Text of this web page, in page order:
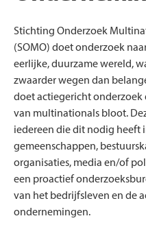
Stichting Onderzoek
(SOMO) doet onderzoek
eerlijke, duurzame wereld,
zwaarder wegen dan
doet actiegericht onderzoek
van multinationals bloot.
iedereen die dit nodig heeft
gemeenschappen,
organisaties, media en/of
een proactief
van het bedrijfsleven en de
ondernemingen.